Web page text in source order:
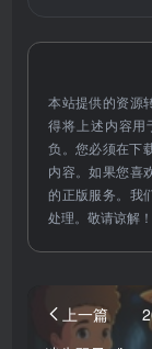
本站提供的资源
得将上述内容用
负。您必须在下
内容。如果您喜
的正版服务。我
处理。敬请谅解
上一篇